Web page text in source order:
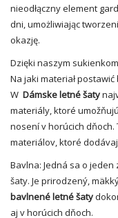
nieodłączny element
dni, umożliwiając
okazję.
Dzięki naszym
Na jaki materiał
W Dámske letné šaty
materiály, ktoré
nosení v horúcich
materiálov, ktoré
Bavlna: Jedná sa o
šaty. Je prirodzený,
bavlnené letné šaty
aj v horúcich dňoch.